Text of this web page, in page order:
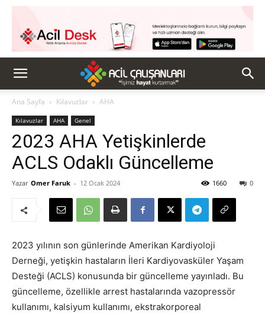
Ana Sayfa Kılavuzlar AHA
Kılavuzlar AHA Genel
2023 AHA Yetişkinlerde
ACLS Odaklı Güncelleme
Yazar Omer Faruk - 12 Ocak 2024 0
1660
2023 yılının son günlerinde Amerikan Kardiyoloji
Derneği, yetişkin hastaların İleri Kardiyovasküler Yaşam
Desteği (ACLS) konusunda bir güncelleme yayınladı. Bu
güncelleme, özellikle arrest hastalarında vazopressör
kullanımı, kalsiyum kullanımı, ekstrakorporeal